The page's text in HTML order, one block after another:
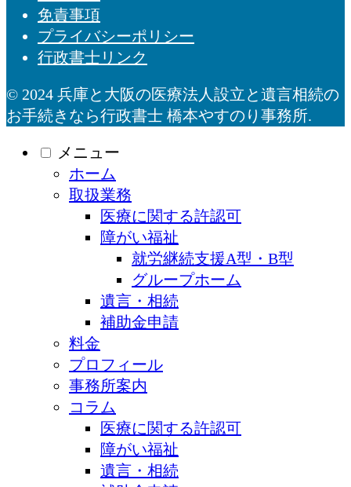
免責事項
プライバシーポリシー
行政書士リンク
© 2024 兵庫と大阪の医療法人設立と遺言相続の
お手続きなら行政書士 橋本やすのり事務所.
メニュー
ホーム
取扱業務
医療に関する許認可
障がい福祉
就労継続支援A型・B型
グループホーム
遺言・相続
補助金申請
料金
プロフィール
事務所案内
コラム
医療に関する許認可
障がい福祉
遺言・相続